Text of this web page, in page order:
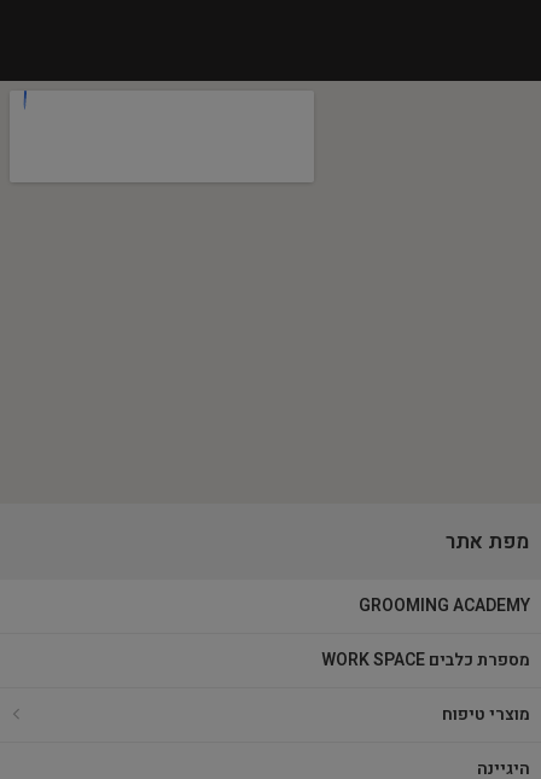
מפת אתר
GROOMING ACADEMY
מספרת כלבים WORK SPACE
מוצרי טיפוח
היגיינה